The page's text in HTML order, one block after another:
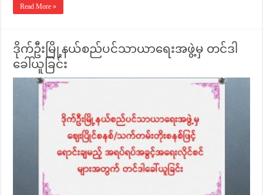
Read More »
ဒိုက်ဦးမြို့နယ်စည်ပင်သာယာရေးအဖွဲ့မှ တင်ဒါ
ခေါ်ယူခြင်း